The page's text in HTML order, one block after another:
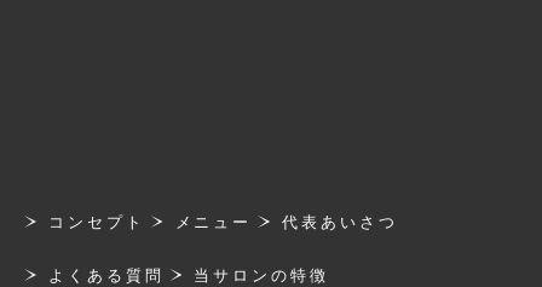
コンセプト メニュー 代表あいさつ
よくある質問 当サロンの特徴